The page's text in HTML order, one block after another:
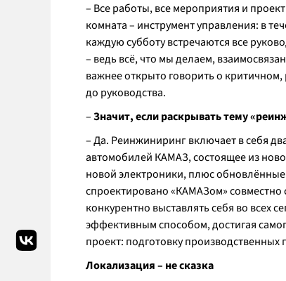
– Все работы, все мероприятия и
комната – инструмент управления: в
каждую субботу встречаются все
– ведь всё, что мы делаем,
важнее открыто говорить о
до руководства.
–Значит, если раскрывать тему
– Да. Реинжиниринг включает в себя
автомобилей КАМАЗ, состоящее из
новой электроники, плюс
спроектировано «КАМАЗом» совместно
конкурентно выставлять себя во всех
эффективным способом, достигая
проект: подготовку
Локализация – не сказка